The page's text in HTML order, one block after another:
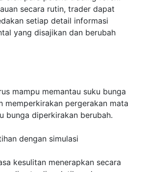
secara rutin, trader dapat
setiap detail informasi
yang disajikan dan berubah
mampu memantau suku bunga
memperkirakan pergerakan mata
bunga diperkirakan berubah.
dengan simulasi
kesulitan menerapkan secara